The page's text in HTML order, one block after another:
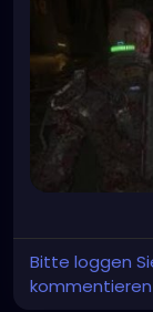
Bitte loggen